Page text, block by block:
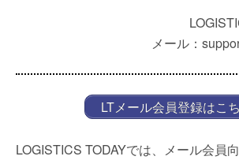
メール：
LTメール会員登録はこ
LOGISTICS TODAYでは、メール会員